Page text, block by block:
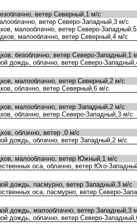
ветер Северный,1 м/с
ветер Северо-Западный,3 м/с
малооблачно, ветер Северо-
малооблачно, ветер Северный,4 м/с
безоблачно, ветер Северо-Западный,1
дождь, облачно, ветер Северо-
малооблачно, ветер Северный,2 м/с
облачно, ветер Северный,6 м/с
малооблачно, ветер Западный,2 м/с
облачно, ветер Северо-Западный,3 м/с
облачно, ветер ,0 м/с
дождь, облачно, ветер Западный,2 м/с
малооблачно, ветер Южный,1 м/с
оса, облачно, ветер Юго-
дождь, пасмурно, ветер Западный,3 м/с
оса, пасмурно, ветер Северо-
дождь, малооблачно, ветер Западный,3
дождь, облачно, ветер Северо-